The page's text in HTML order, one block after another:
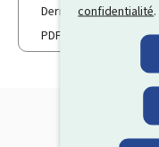
confidentialité.
Dernière modification
PDF